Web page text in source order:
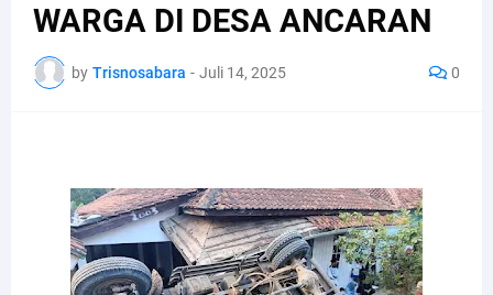
WARGA DI DESA ANCARAN
by Trisnosabara - Juli 14, 2025 0